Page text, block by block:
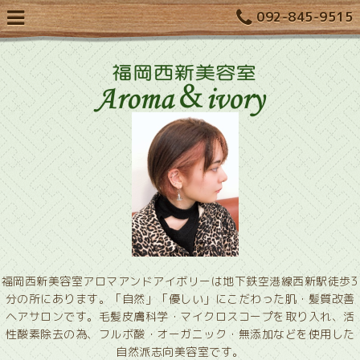
092-845-9515
福岡西新美容室アロマアンドアイボリーは地下鉄空港線西新駅徒歩3
分の所にあります。「自然」「優しい」にこだわった肌・髪質改善
ヘアサロンです。毛髪皮膚科学・マイクロスコープを取り入れ、活
性酸素除去の為、フルボ酸・オーガニック・無添加などを使用した
自然派志向美容室です。